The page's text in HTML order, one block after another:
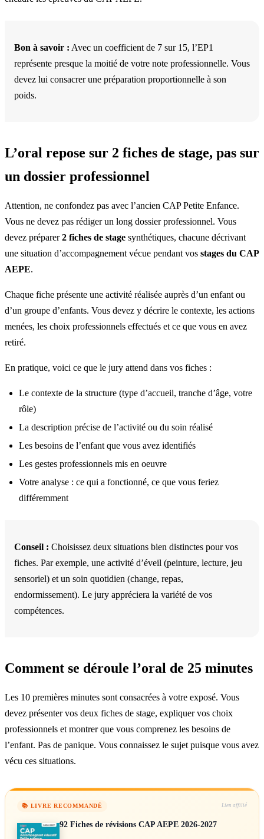
Bon à savoir : Avec un coefficient de 7 sur 15, l’EP1
représente presque la moitié de votre note professionnelle. Vous
devez lui consacrer une préparation proportionnelle à son
poids.
L’oral repose sur 2 fiches de stage, pas sur
un dossier professionnel
Attention, ne confondez pas avec l’ancien CAP Petite Enfance.
Vous ne devez pas rédiger un long dossier professionnel. Vous
devez préparer2 fiches de stage synthétiques, chacune décrivant
une situation d’accompagnement vécue pendant vos stages du CAP
AEPE.
Chaque fiche présente une activité réalisée auprès d’un enfant ou
d’un groupe d’enfants. Vous devez y décrire le contexte, les actions
menées, les choix professionnels effectués et ce que vous en avez
retiré.
En pratique, voici ce que le jury attend dans vos fiches :
Le contexte de la structure (type d’accueil, tranche d’âge, votre
rôle)
La description précise de l’activité ou du soin réalisé
Les besoins de l’enfant que vous avez identifiés
Les gestes professionnels mis en oeuvre
Votre analyse : ce qui a fonctionné, ce que vous feriez
différemment
Conseil : Choisissez deux situations bien distinctes pour vos
fiches. Par exemple, une activité d’éveil (peinture, lecture, jeu
sensoriel) et un soin quotidien (change, repas,
endormissement). Le jury appréciera la variété de vos
compétences.
Comment se déroule l’oral de 25 minutes
Les 10 premières minutes sont consacrées à votre exposé. Vous
devez présenter vos deux fiches de stage, expliquer vos choix
professionnels et montrer que vous comprenez les besoins de
l’enfant. Pas de panique. Vous connaissez le sujet puisque vous avez
vécu ces situations.
📚 LIVRE RECOMMANDÉ Lien affilié
92 Fiches de révisions CAP AEPE 2026-2027